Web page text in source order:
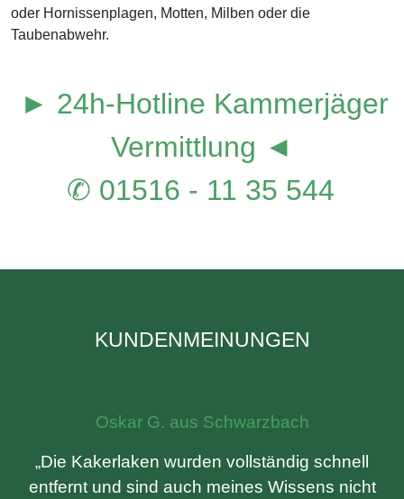
oder Hornissenplagen, Motten, Milben oder die
Taubenabwehr.
► 24h-Hotline Kammerjäger
Vermittlung ◄
✆ 01516 - 11 35 544
KUNDENMEINUNGEN
Oskar G. aus Schwarzbach
„Die Kakerlaken wurden vollständig schnell
entfernt und sind auch meines Wissens nicht